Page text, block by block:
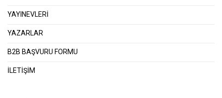
YAYINEVLERİ
YAZARLAR
B2B BAŞVURU FORMU
İLETİŞİM